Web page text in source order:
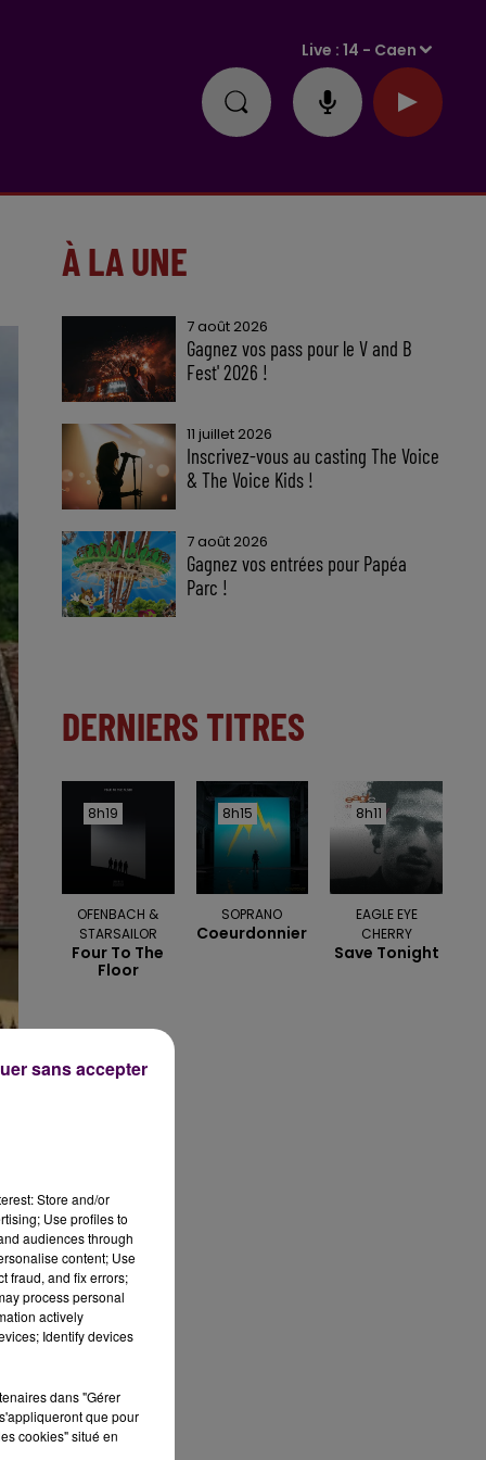
Live :14 - Caen
À LA UNE
7 août 2026
Gagnez vos pass pour le V and B
Fest' 2026 !
11 juillet 2026
Inscrivez-vous au casting The Voice
& The Voice Kids !
7 août 2026
Gagnez vos entrées pour Papéa
Parc !
DERNIERS TITRES
8h19
8h19
OFENBACH &
STARSAILOR
Four To The
Floor
8h15
8h15
SOPRANO
Coeurdonnier
8h11
8h11
EAGLE EYE
CHERRY
Save Tonight
Store and/or
Use profiles to
audiences through
content; Use
fraud, and fix errors;
process personal
actively
Identify devices
dans "Gérer
que pour
cookies" situé en
sans accepter